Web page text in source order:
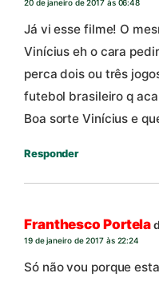
20 de janeiro de 2017 às 06:48
Já vi esse filme! O
Vinícius eh o cara
perca dois ou três
futebol brasileiro q
Boa sorte Vinícius e
Responder
Franthesco Portela
19 de janeiro de 2017 às 22:24
Só não vou porque